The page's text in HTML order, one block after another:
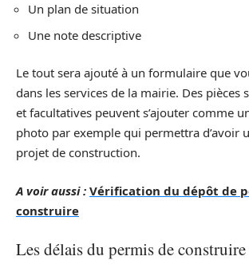
Un plan de situation
Une note descriptive
Le tout sera ajouté à un formulaire que
dans les services de la mairie. Des pièces
et facultatives peuvent s’ajouter comme
photo par exemple qui permettra d’avoir
projet de construction.
A voir aussi : Vérification du dépôt de
construire
Les délais du permis de construire